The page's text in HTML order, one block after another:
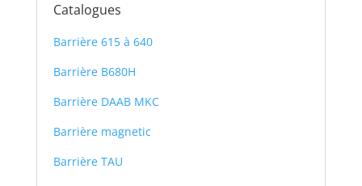
Catalogues
Barrière 615 à 640
Barrière B680H
Barrière DAAB MKC
Barrière magnetic
Barrière TAU